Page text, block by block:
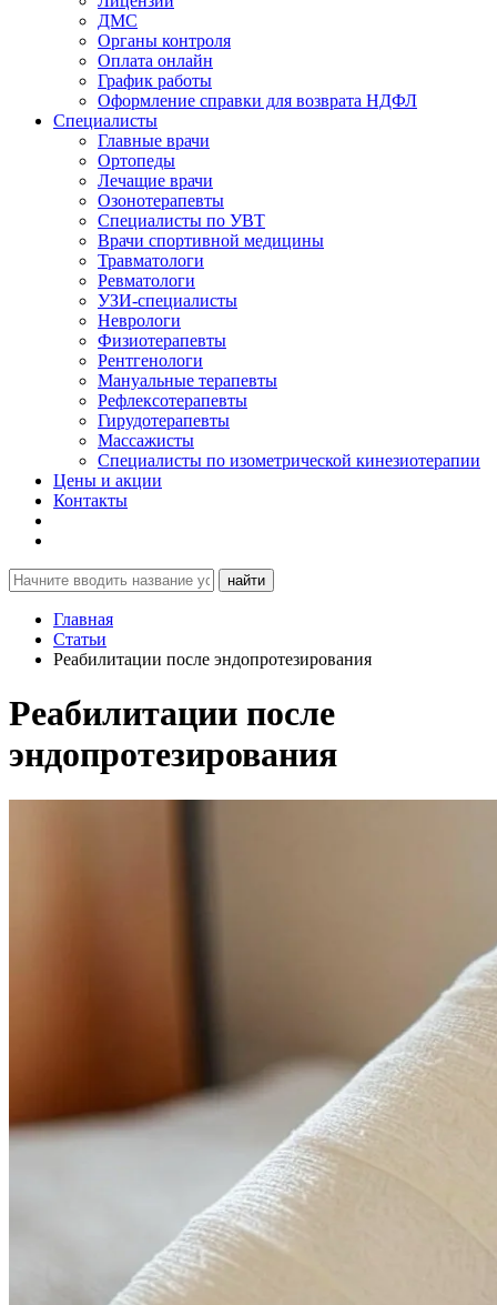
ДМС
Органы контроля
Оплата онлайн
График работы
Оформление справки для возврата НДФЛ
Специалисты
Главные врачи
Ортопеды
Лечащие врачи
Озонотерапевты
Специалисты по УВТ
Врачи спортивной медицины
Травматологи
Ревматологи
УЗИ-специалисты
Неврологи
Физиотерапевты
Рентгенологи
Мануальные терапевты
Рефлексотерапевты
Гирудотерапевты
Массажисты
Специалисты по изометрической кинезиотерапии
Цены и акции
Контакты
найти
Главная
Статьи
Реабилитации после эндопротезирования
Реабилитации после
эндопротезирования